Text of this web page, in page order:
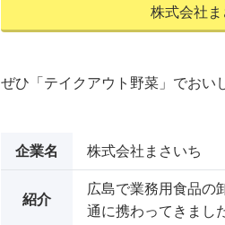
株式会社
ぜひ「テイクアウト野菜」でおい
企業名 株式会社まさいち
紹介
広島で業務用食品の
通に携わってきまし